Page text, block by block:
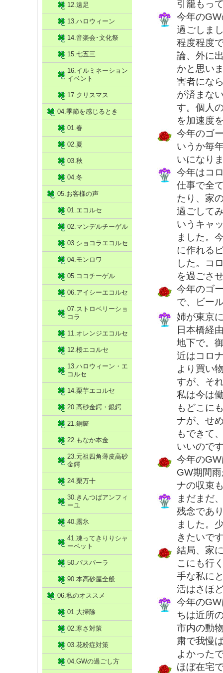
引籠もっ
今年の
過ごしま
程度程度
論、外に
かと思い
害者にな
が済まな
す。個人
を加速度
今年のゴ
いうか毎
いになり
今年はコ
仕事で全
たり、家
過ごして
いうキャ
ました。
に作れる
した。コ
を過ごさ
今年のゴ
で、ビー
姉が東京
日本橋経
地下で。
近はコロ
より買い
すが、そ
私は今は
もどこに
ナが、せ
もできて
いいので
今年の
GW期間
ナの収束
まだまだ
残念であ
ました。
きたいで
結局、家
こにも行
手な私に
活はさほ
今年の
ちは近所
市内の動
粛で我慢
よかった
ほぼ在宅
12.遠足
13.ハロウィーン
14.音楽会･文化祭
15.七五三
16.イルミネーション
イベント
17.クリスマス
04.季節を感じるとき
01.春
02.夏
03.秋
04.冬
05.お客様の声
01.エコルセ
02.マンデルチーゲル
03.ショコラエコルセ
04.モンロワ
05.ココチーゲル
06.アイシーエコルセ
07.ストロベリーショ
コラ
11.オレンジエコルセ
12.桜エコルセ
13.ハロウィーン・エ
コルセ
14.栗芋エコルセ
20.高砂金鍔・銀鍔
21.銅鑼
22.もなか本金
23.元祖四角薄皮高砂
金鍔
24.栗万十
30.きんつばアンフィ
ーユ
40.露氷
41.凍ってきりりシャ
ーベット
50.パスパーラ
90.本高砂屋全般
06.私のオススメ
01.大掃除
02.寒さ対策
03.花粉症対策
04.GWの過ごし方